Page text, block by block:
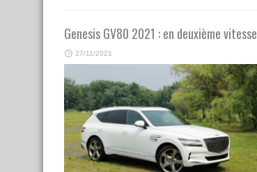
Genesis GV80 2021 : en deuxième vitesse
27/11/2021